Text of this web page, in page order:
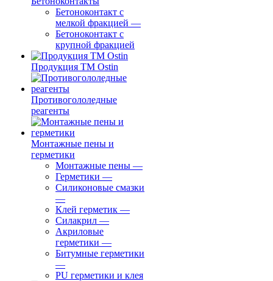
Бетоноконтакт с
мелкой фракцией —
Бетоноконтакт с
крупной фракцией
Продукция ТМ Ostin
Противогололедные
реагенты
Монтажные пены и
герметики
Монтажные пены —
Герметики —
Силиконовые смазки
—
Клей герметик —
Силакрил —
Акриловые
герметики —
Битумные герметики
—
PU герметики и клея